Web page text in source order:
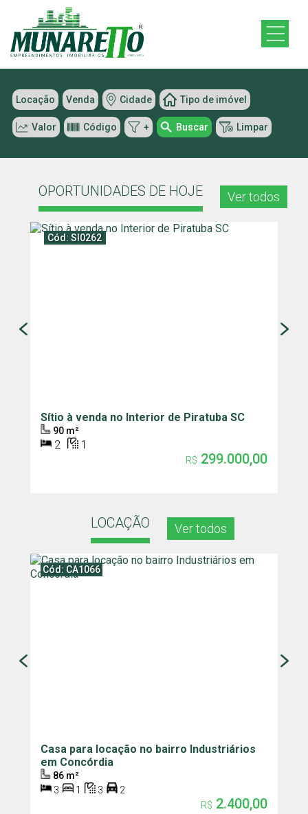
Locação Venda Cidade Tipo de imóvel
Valor Código + Buscar Limpar
OPORTUNIDADES DE HOJE Ver todos
Cód: SI0262
Sítio à venda no Interior de Piratuba SC
90 m²
2 1
R$ 299.000,00
LOCAÇÃO Ver todos
Cód: CA1066
Casa para locação no bairro Industriários
em Concórdia
86 m²
3
1 3
2
R$ 2.400,00